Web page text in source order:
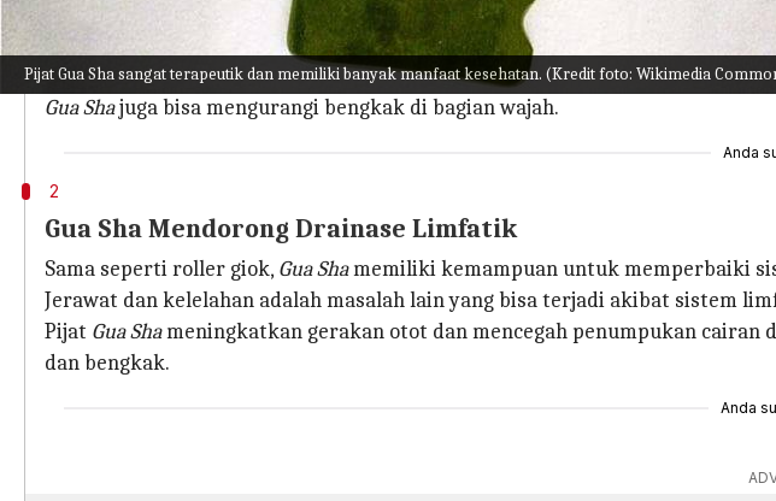
Pijat Gua Sha sangat terapeutik dan memiliki banyak manfaat kesehatan. (Kredit foto: Wikimedia
Gua Sha
adalah kata Cina yang berarti mengikis dan pasir. Alat tersebut
disembuhkan dari dalam. Proses inilah yang pada akhirnya memberikan
Gua Shakerap digunakan untuk melepaskan stres, meningkatkan sirkulasi,
Gua Shajuga bisa mengurangi bengkak di bagian wajah.
Anda
2
Gua Sha Mendorong Drainase Limfatik
Sama seperti roller giok, Gua Shamemiliki kemampuan untuk memperbaiki
Jerawat dan kelelahan adalah masalah lain yang bisa terjadi akibat sistem
Pijat Gua Shameningkatkan gerakan otot dan mencegah penumpukan
dan bengkak.
Anda